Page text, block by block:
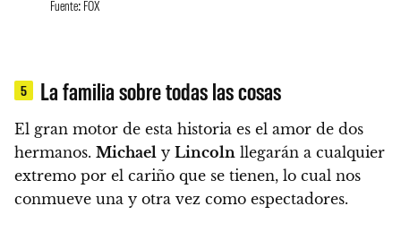
Fuente: FOX
5 La familia sobre todas las cosas
El gran motor de esta historia es el amor de dos
hermanos. Michael y Lincoln llegarán a cualquier
extremo por el cariño que se tienen, lo cual nos
conmueve una y otra vez como espectadores.